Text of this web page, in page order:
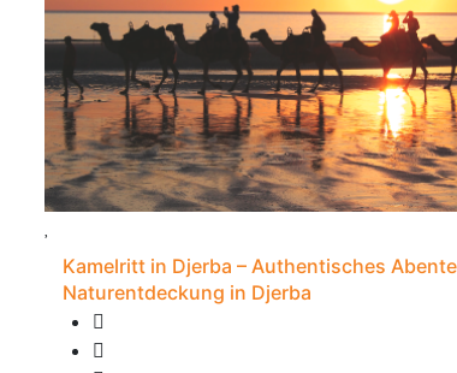
Kamelritt in Djerba – Authentisches
Naturentdeckung in Djerba